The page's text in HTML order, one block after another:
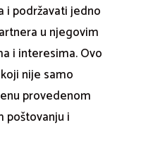
i podržavati jedno
u njegovim
i interesima. Ovo
nije samo
provedenom
poštovanju i